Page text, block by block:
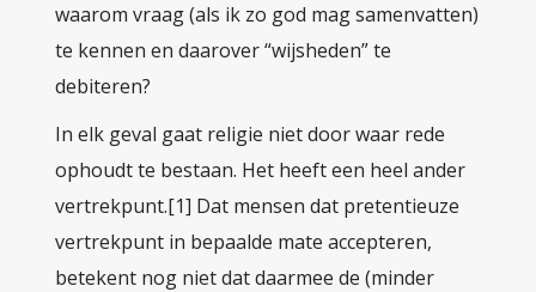
waarom vraag (als ik zo god mag samenvatten)
te kennen en daarover “wijsheden” te
debiteren?
In elk geval gaat religie niet door waar rede
ophoudt te bestaan. Het heeft een heel ander
vertrekpunt.[1] Dat mensen dat pretentieuze
vertrekpunt in bepaalde mate accepteren,
betekent nog niet dat daarmee de (minder